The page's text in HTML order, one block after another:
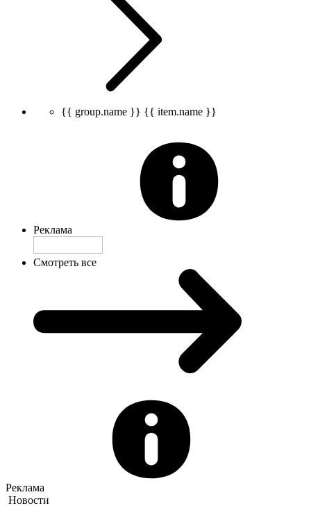
{{ group.name }} {{ item.name }}
Реклама
Смотреть все
Реклама
Новости